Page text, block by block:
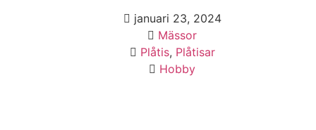
januari 23, 2024
Mässor
Plåtis, Plåtisar
Hobby